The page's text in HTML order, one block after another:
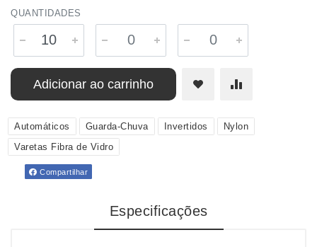
QUANTIDADES
Adicionar ao carrinho
Automáticos Guarda-Chuva Invertidos
Nylon
Varetas Fibra de Vidro
Compartilhar
Especificações